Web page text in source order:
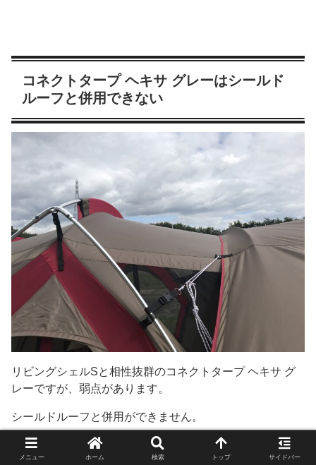
コネクトタープ ヘキサ グレーはシールド
ルーフと併用できない
リビングシェルSと相性抜群のコネクトタープ ヘキサ グ
レーですが、弱点があります。
シールドルーフと併用ができません。
メニュー ホーム 検索 トップ サイドバー